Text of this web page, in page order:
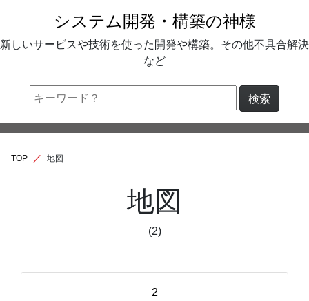
システム開発・構築の神様
新しいサービスや技術を使った開発や構築。その他不具合解決
など
検索
TOP 地図
地図
(2)
2